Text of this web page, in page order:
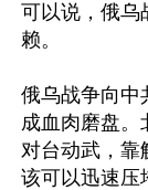
可以说，俄乌
赖。
俄乌战争向中
成血肉磨盘。
对台动武，靠
该可以迅速压